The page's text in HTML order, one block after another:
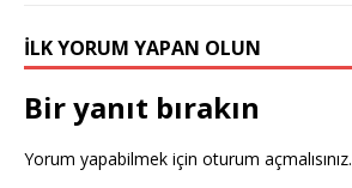
İLK YORUM YAPAN OLUN
Bir yanıt bırakın
Yorum yapabilmek için oturum açmalısınız.